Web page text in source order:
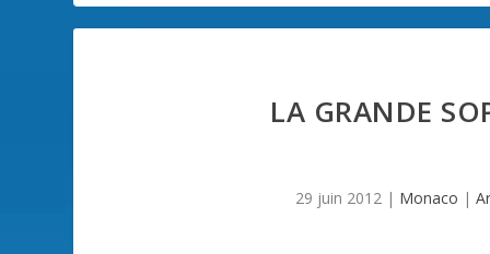
LA GRANDE
29 juin 2012| Monaco |